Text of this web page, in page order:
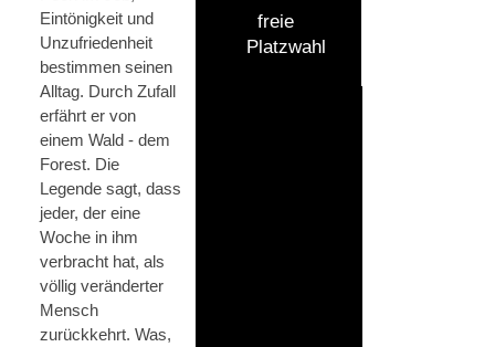
Eintönigkeit und
Unzufriedenheit
bestimmen seinen
Alltag. Durch Zufall
erfährt er von
einem Wald - dem
Forest. Die
Legende sagt, dass
jeder, der eine
Woche in ihm
verbracht hat, als
völlig veränderter
Mensch
zurückkehrt. Was,
freie
Platzwahl